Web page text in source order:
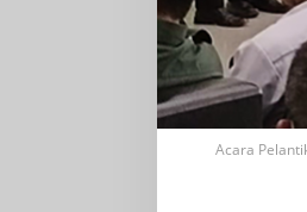
Acara